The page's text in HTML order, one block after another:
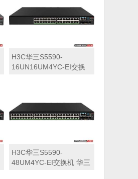
H3C华三S5590-
16UN16UM4YC-EI交换
H3C华三S5590-
48UM4YC-EI交换机 华三